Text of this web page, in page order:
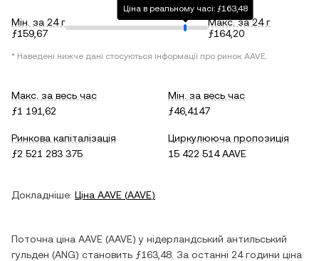
Мін. за 24 г
ƒ159,67
Ціна в реальному часі: ƒ163,48
Макс. за 24 г
ƒ164,20
* Наведені нижче дані стосуються інформації про ринок AAVE.
Макс. за весь час
ƒ1 191,62
Мін. за весь час
ƒ46,4147
Ринкова капіталізація
ƒ2 521 283 375
Циркулююча пропозиція
15 422 514 AAVE
Докладніше: Ціна AAVE (AAVE)
Поточна ціна AAVE (AAVE) у нідерландський антильський
гульден (ANG) становить ƒ163,48 . За останні 24 години ціна